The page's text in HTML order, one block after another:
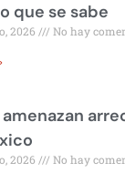
que se sabe
2026 No hay
2026 No hay